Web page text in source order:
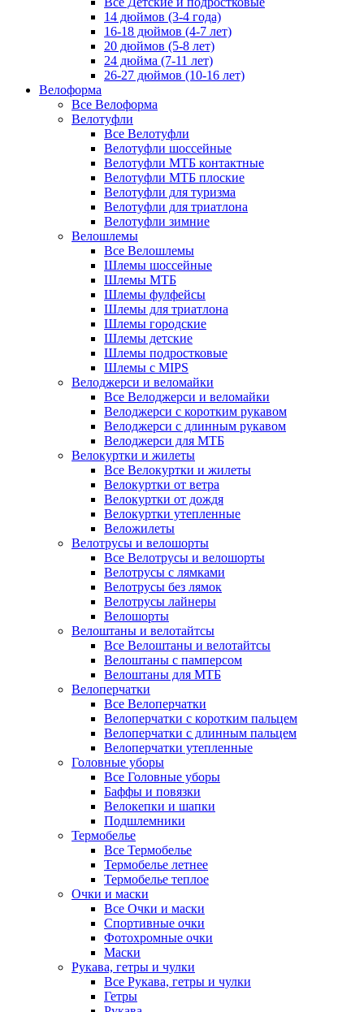
14 дюймов (3-4 года)
16-18 дюймов (4-7 лет)
20 дюймов (5-8 лет)
24 дюйма (7-11 лет)
26-27 дюймов (10-16 лет)
Велоформа
Все Велоформа
Велотуфли
Все Велотуфли
Велотуфли шоссейные
Велотуфли МТБ контактные
Велотуфли МТБ плоские
Велотуфли для туризма
Велотуфли для триатлона
Велотуфли зимние
Велошлемы
Все Велошлемы
Шлемы шоссейные
Шлемы МТБ
Шлемы фулфейсы
Шлемы для триатлона
Шлемы городские
Шлемы детские
Шлемы подростковые
Шлемы с MIPS
Велоджерси и веломайки
Все Велоджерси и веломайки
Велоджерси с коротким рукавом
Велоджерси с длинным рукавом
Велоджерси для МТБ
Велокуртки и жилеты
Все Велокуртки и жилеты
Велокуртки от ветра
Велокуртки от дождя
Велокуртки утепленные
Веложилеты
Велотрусы и велошорты
Все Велотрусы и велошорты
Велотрусы с лямками
Велотрусы без лямок
Велотрусы лайнеры
Велошорты
Велоштаны и велотайтсы
Все Велоштаны и велотайтсы
Велоштаны с памперсом
Велоштаны для МТБ
Велоперчатки
Все Велоперчатки
Велоперчатки с коротким пальцем
Велоперчатки с длинным пальцем
Велоперчатки утепленные
Головные уборы
Все Головные уборы
Баффы и повязки
Велокепки и шапки
Подшлемники
Термобелье
Все Термобелье
Термобелье летнее
Термобелье теплое
Очки и маски
Все Очки и маски
Спортивные очки
Фотохромные очки
Маски
Рукава, гетры и чулки
Все Рукава, гетры и чулки
Гетры